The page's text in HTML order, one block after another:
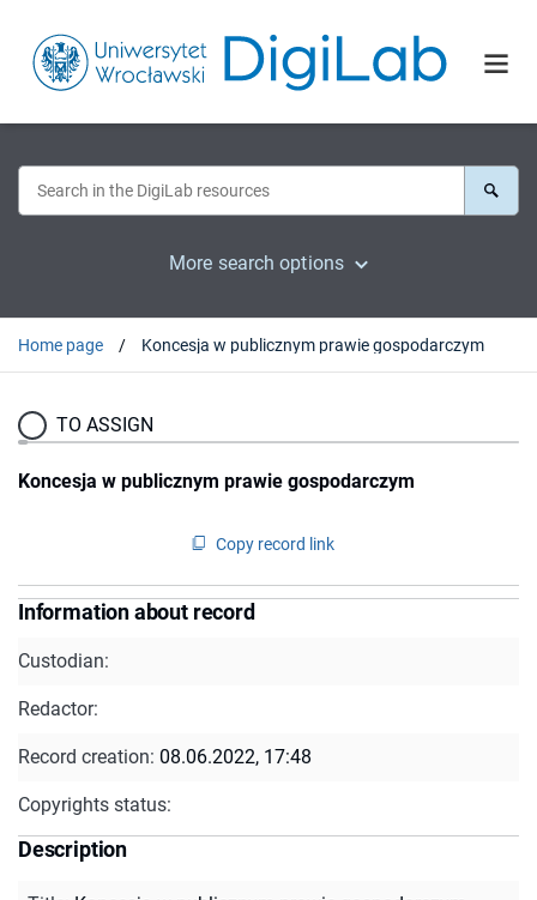
More search options
Home page Koncesja w publicznym prawie gospodarczym
TO ASSIGN
Koncesja w publicznym prawie gospodarczym
Copy record link
Information about record
Custodian:
Redactor:
Record creation: 08.06.2022, 17:48
Copyrights status:
Description